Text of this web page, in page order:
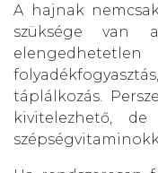
A hajnak
szüksége van
táplálkozás.
kivitelezhető,